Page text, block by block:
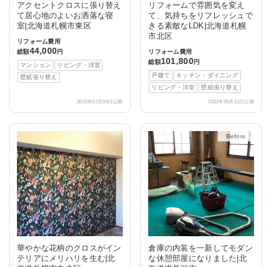
アクセントクロスに張り替え
て居心地のよいお洒落な寝
室|北海道札幌市東区
リフォーム費用
総額44,000円
マンション
リビング・洋室
壁紙張り替え
2021年07月09日公開
リフォームで雰囲気を変え
て、気持ちをリフレッシュで
きる素敵なLDK|北海道札幌
市北区
リフォーム費用
総額101,800円
戸建て
キッチン・ダイニング
リビング・洋室
壁紙張り替え
2021年05月21日公開
華やかな花柄のクロスがイン
テリアにメリハリを生む|北
After
倉庫の内装を一新してモダン
な休憩部屋になりました|北